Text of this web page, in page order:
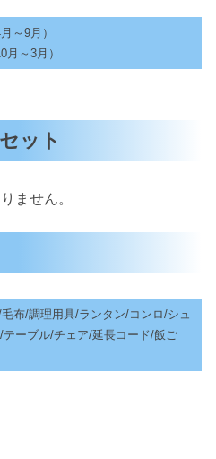
～9月）
月～3月）
ット
ません。
布/調理用具/ランタン/コンロ/シュ
ーブル/チェア/延長コード/飯ご